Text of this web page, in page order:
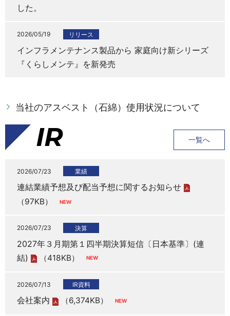
した。
2026/05/19 リリース
インフラメンテナンス製品から 家庭向け新シリーズ
『くらしメンテ』を新発売
当社のアスベスト（石綿）使用状況について
IR 一覧へ
2026/07/23 業績
連結業績予想及び配当予想に関するお知らせ
（97KB）
2026/07/23 決算
2027年３月期第１四半期決算短信〔日本基準〕(連
結)
（418KB）
2026/07/13 IR資料
会社案内 （6,374KB）